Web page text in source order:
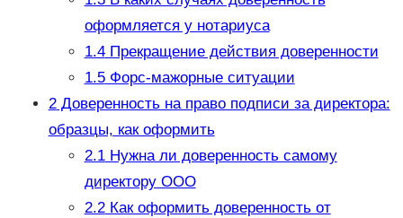
оформляется у нотариуса
1.4Прекращение действия доверенности
1.5Форс-мажорные ситуации
2Доверенность на право подписи за директора:
образцы, как оформить
2.1Нужна ли доверенность самому
директору ООО
2.2Как оформить доверенность от